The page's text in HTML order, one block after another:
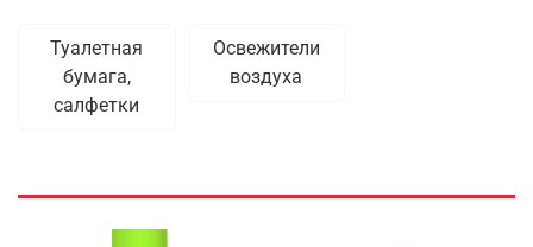
Туалетная
бумага,
салфетки
Освежители
воздуха